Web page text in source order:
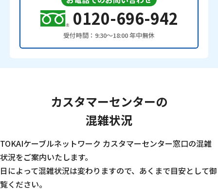
0120-696-942
受付時間：9:30〜18:00 年中無休
カスタマーセンターの
混雑状況
TOKAIケーブルネットワーク カスタマーセンター窓口の混雑
状況をご案内いたします。
日によって混雑状況は変わりますので、あくまで目安として御
覧ください。